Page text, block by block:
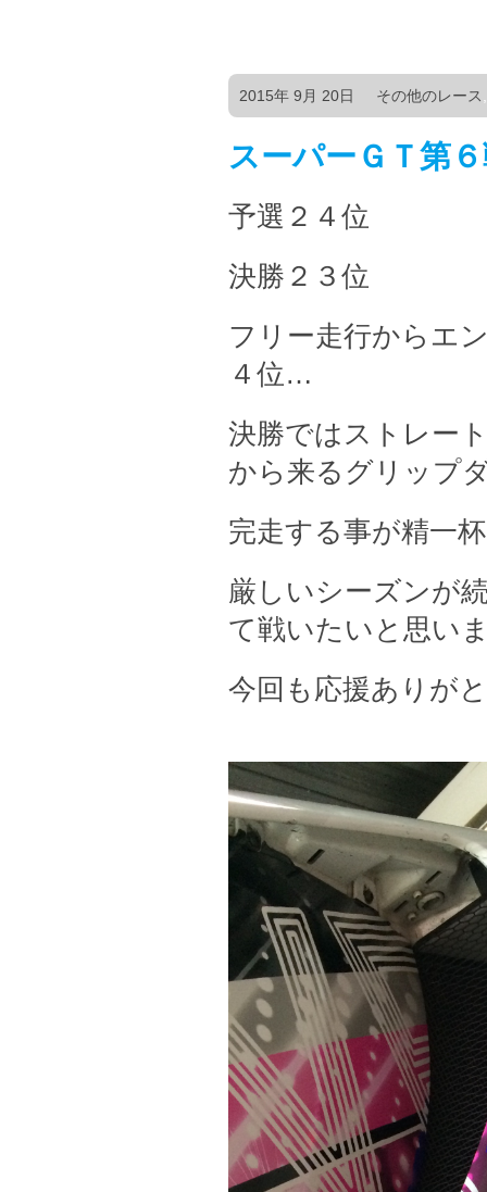
2015年 9月 20日 その他のレース
スーパーＧＴ第
予選２４位
決勝２３位
フリー走行からエ
４位…
決勝ではストレー
から来るグリップ
完走する事が精一
厳しいシーズンが
て戦いたいと思い
今回も応援ありが